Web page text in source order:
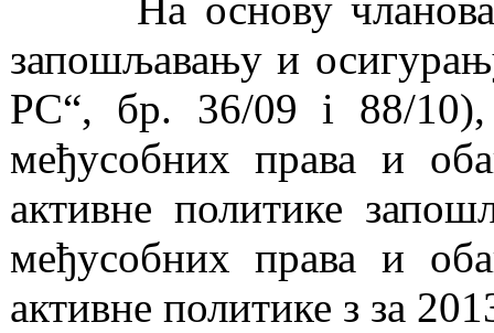
На основу чланo
запошљавању и
РС“, бр. 36/09 i 88/10
међусобних права и
активне политике
међусобних права и
активне политике з за